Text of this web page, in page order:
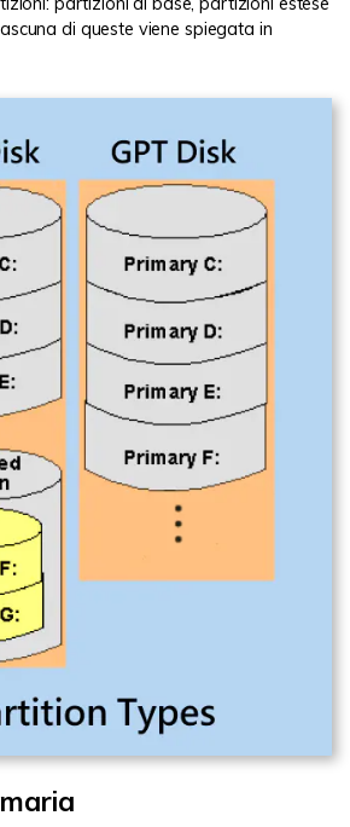
di queste viene spiegata in